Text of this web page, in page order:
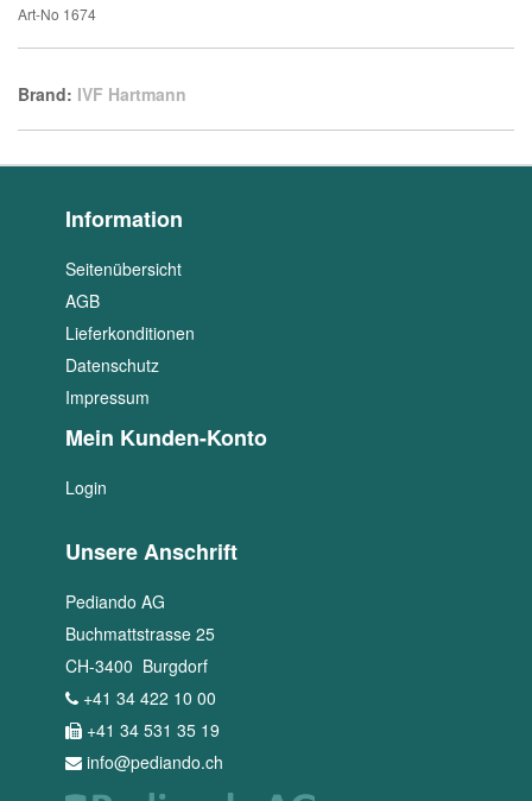
Art-No 1674
Brand: IVF Hartmann
Information
Seitenübersicht
AGB
Lieferkonditionen
Datenschutz
Impressum
Mein Kunden-Konto
Login
Unsere Anschrift
Pediando AG
Buchmattstrasse 25
CH-3400 Burgdorf
+41 34 422 10 00
+41 34 531 35 19
info@pediando.ch